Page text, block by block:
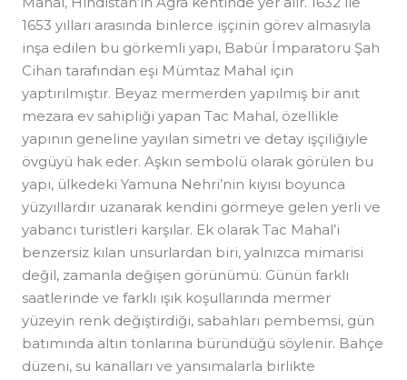
1653 yılları arasında binlerce işçinin görev almasıyla
inşa edilen bu görkemli yapı, Babür İmparatoru Şah
Cihan tarafından eşi Mümtaz Mahal için
yaptırılmıştır. Beyaz mermerden yapılmış bir anıt
mezara ev sahipliği yapan Tac Mahal, özellikle
yapının geneline yayılan simetri ve detay işçiliğiyle
övgüyü hak eder. Aşkın sembolü olarak görülen bu
yapı, ülkedeki Yamuna Nehri’nin kıyısı boyunca
yüzyıllardır uzanarak kendini görmeye gelen yerli ve
yabancı turistleri karşılar. Ek olarak Tac Mahal’i
benzersiz kılan unsurlardan biri, yalnızca mimarisi
değil, zamanla değişen görünümü. Günün farklı
saatlerinde ve farklı ışık koşullarında mermer
yüzeyin renk değiştirdiği, sabahları pembemsi, gün
batımında altın tonlarına büründüğü söylenir. Bahçe
düzeni, su kanalları ve yansımalarla birlikte